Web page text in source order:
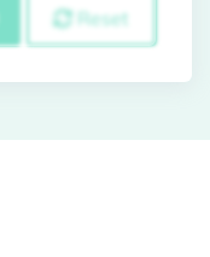
Reset